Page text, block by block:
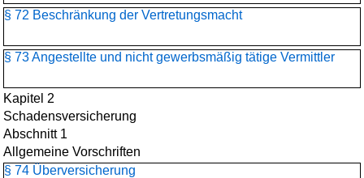
§ 72 Beschränkung der Vertretungsmacht
§ 73 Angestellte und nicht gewerbsmäßig tätige Vermittler
Kapitel 2
Schadensversicherung
Abschnitt 1
Allgemeine Vorschriften
§ 74 Überversicherung